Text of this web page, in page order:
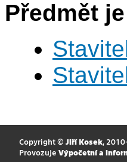
Předmět
Copyright © Jiří Kosek,
Provozuje Výpočetní a